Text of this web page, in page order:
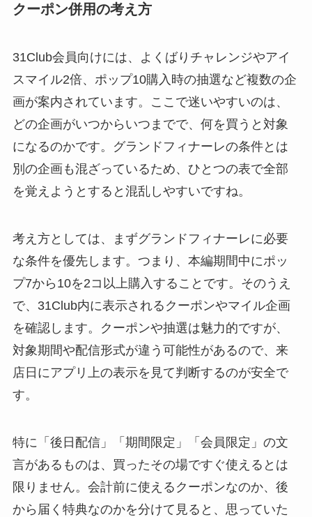
クーポン併用の考え方
31Club会員向けには、よくばりチャレンジやアイ
スマイル2倍、ポップ10購入時の抽選など複数の企
画が案内されています。ここで迷いやすいのは、
どの企画がいつからいつまでで、何を買うと対象
になるのかです。グランドフィナーレの条件とは
別の企画も混ざっているため、ひとつの表で全部
を覚えようとすると混乱しやすいですね。
考え方としては、まずグランドフィナーレに必要
な条件を優先します。つまり、本編期間中にポッ
プ7から10を2コ以上購入することです。そのうえ
で、31Club内に表示されるクーポンやマイル企画
を確認します。クーポンや抽選は魅力的ですが、
対象期間や配信形式が違う可能性があるので、来
店日にアプリ上の表示を見て判断するのが安全で
す。
特に「後日配信」「期間限定」「会員限定」の文
言があるものは、買ったその場ですぐ使えるとは
限りません。会計前に使えるクーポンなのか、後
から届く特典なのかを分けて見ると、思っていた